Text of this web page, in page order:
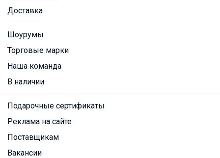
Доставка
Шоурумы
Торговые марки
Наша команда
В наличии
Подарочные сертификаты
Реклама на сайте
Поставщикам
Вакансии